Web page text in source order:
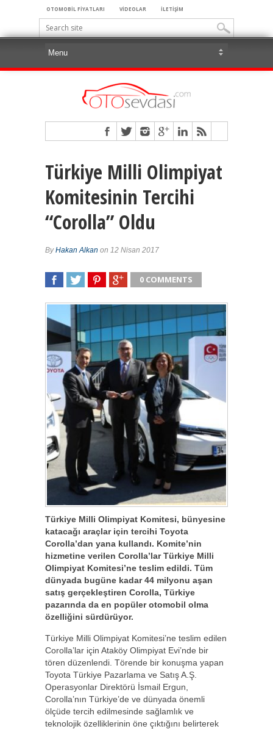
OTOMOBİL FİYATLARI VİDEOLAR İLETİŞİM
Türkiye Milli Olimpiyat
Komitesinin Tercihi
“Corolla” Oldu
ByHakan Alkan on 12 Nisan 2017
0 COMMENTS
Türkiye Milli Olimpiyat Komitesi, bünyesine
katacağı araçlar için tercihi Toyota
Corolla’dan yana kullandı. Komite’nin
hizmetine verilen Corolla’lar Türkiye Milli
Olimpiyat Komitesi’ne teslim edildi. Tüm
dünyada bugüne kadar 44 milyonu aşan
satış gerçekleştiren Corolla, Türkiye
pazarında da en popüler otomobil olma
özelliğini sürdürüyor.
Türkiye Milli Olimpiyat Komitesi’ne teslim edilen
Corolla’lar için Ataköy Olimpiyat Evi’nde bir
tören düzenlendi. Törende bir konuşma yapan
Toyota Türkiye Pazarlama ve Satış A.Ş.
Operasyonlar Direktörü İsmail Ergun,
Corolla’nın Türkiye’de ve dünyada önemli
ölçüde tercih edilmesinde sağlamlık ve
teknolojik özelliklerinin öne çıktığını belirterek